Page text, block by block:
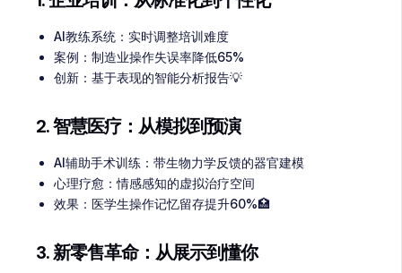
AI教练系统：实时调整培训难度
案例：制造业操作失误率降低65%
创新：基于表现的智能分析报告💡
2. 智慧医疗：从模拟到预演
AI辅助手术训练：带生物力学反馈的器官建模
心理疗愈：情感感知的虚拟治疗空间
效果：医学生操作记忆留存提升60%🏥
3. 新零售革命：从展示到懂你